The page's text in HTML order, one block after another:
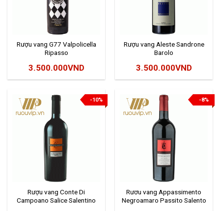
Rượu vang G77 Valpolicella
Ripasso
3.500.000VND
Rượu vang Aleste Sandrone
Barolo
3.500.000VND
-10%
Rượu vang Conte Di
Campoano Salice Salentino
-8%
Rươu vang Appassimento
Negroamaro Passito Salento